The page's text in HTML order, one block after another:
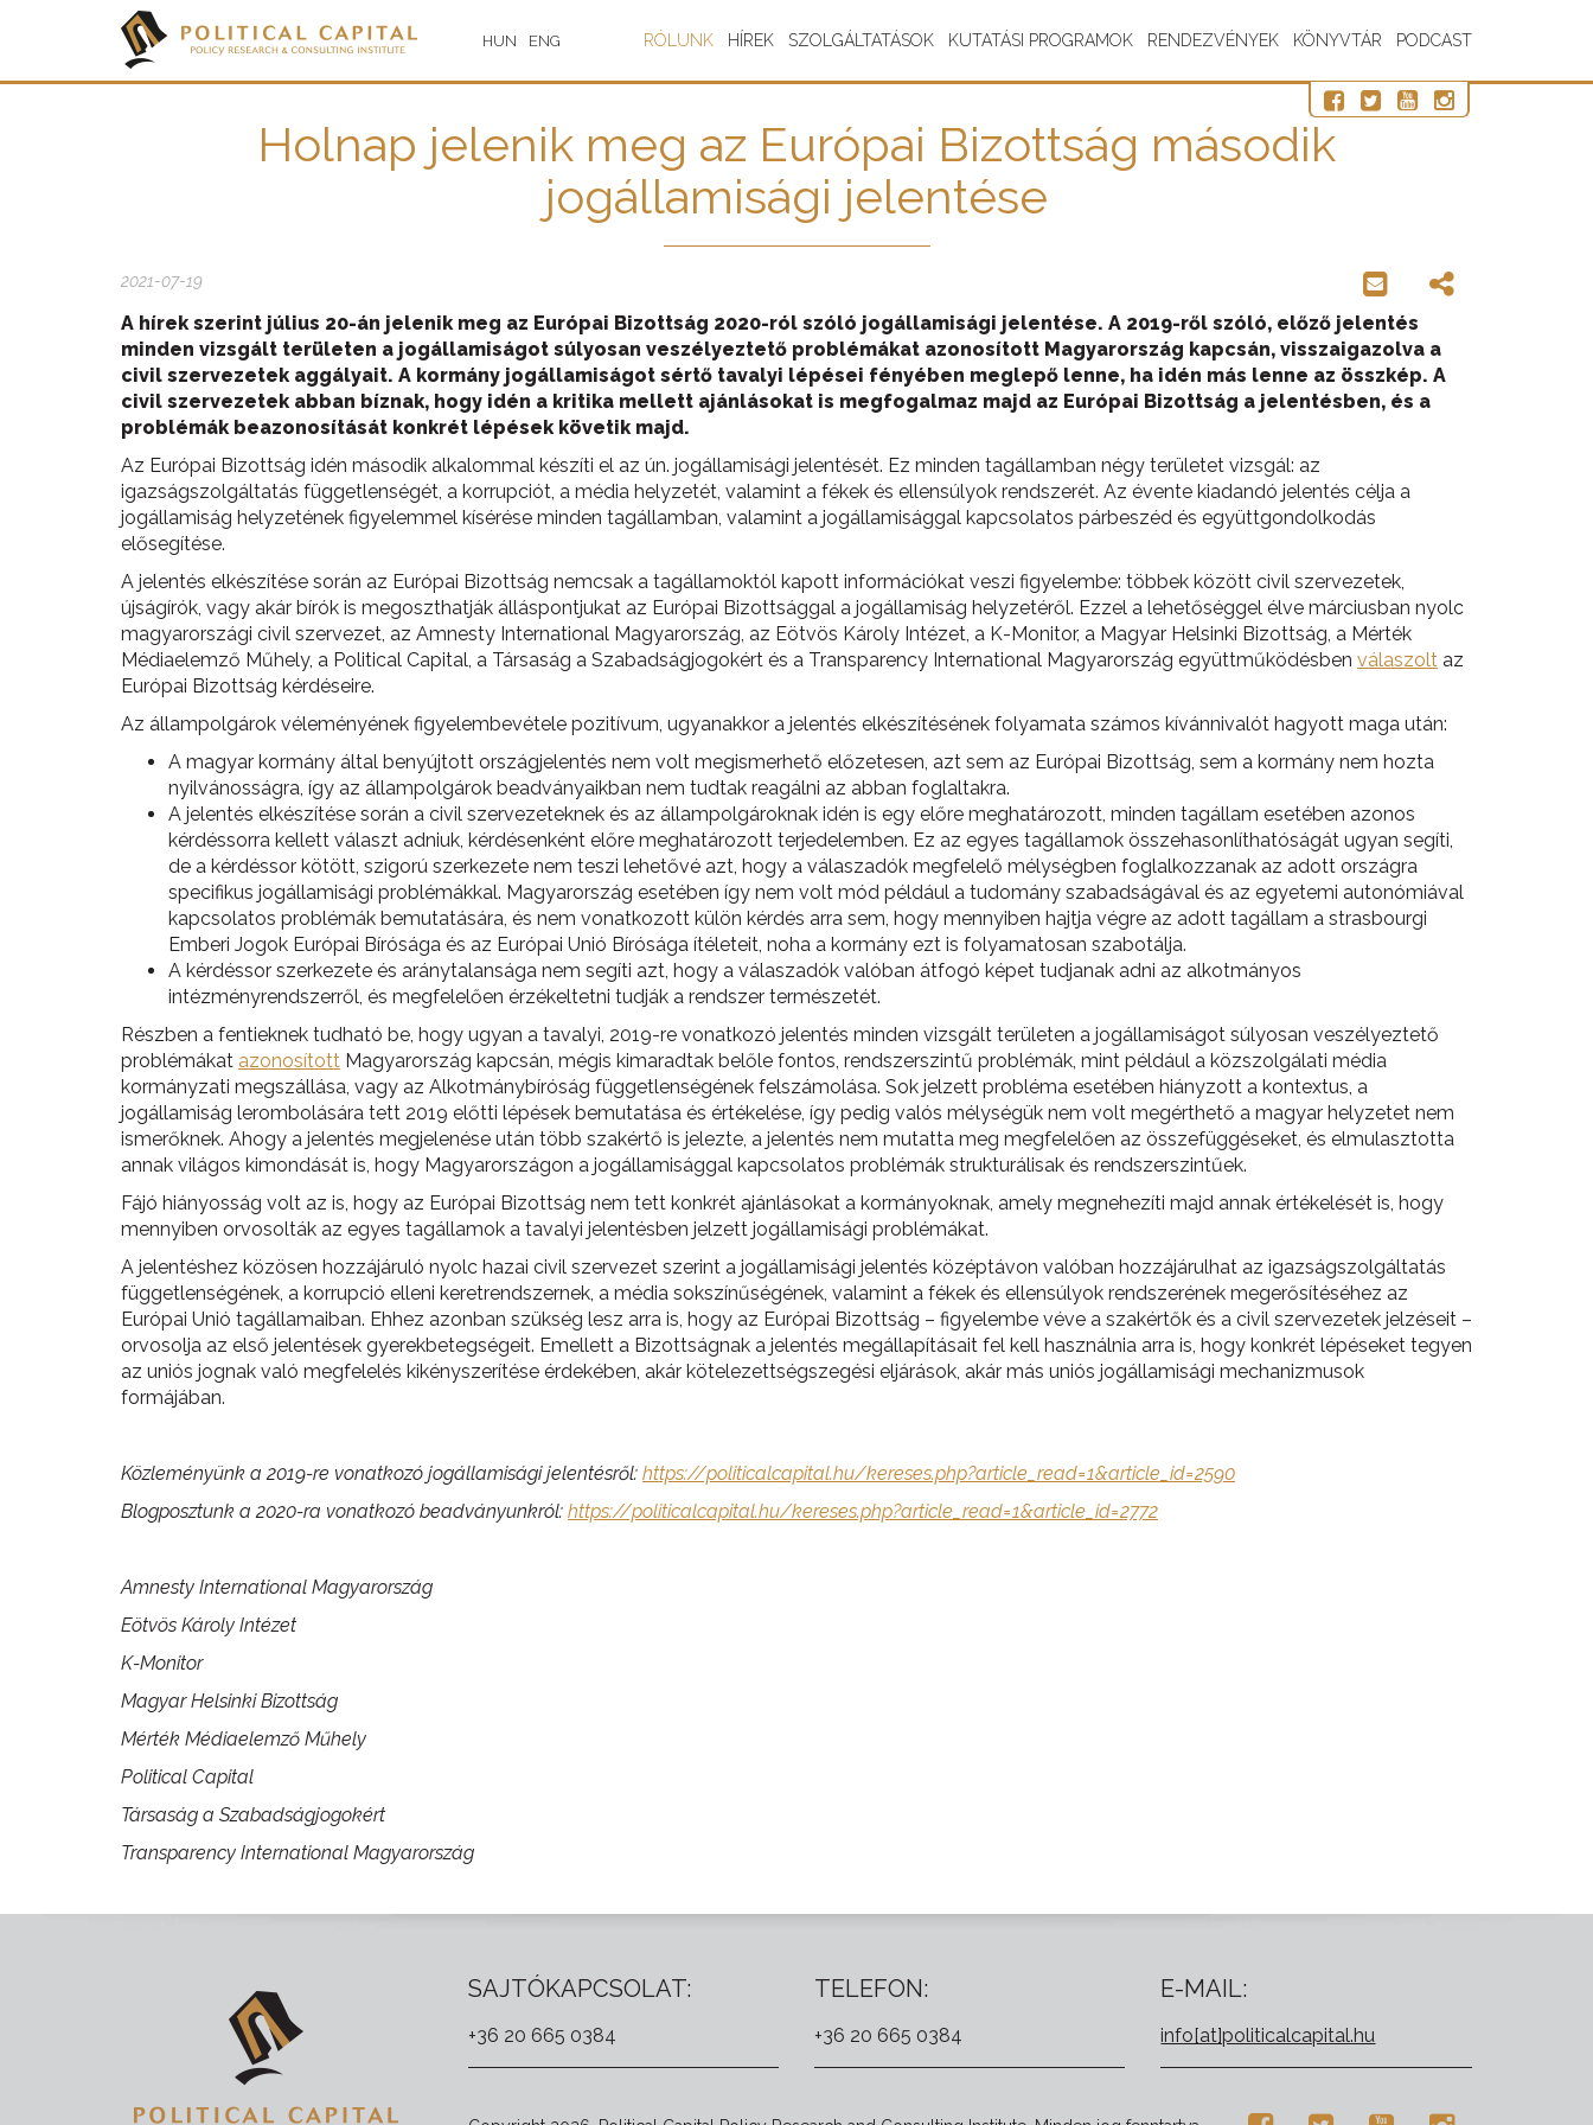
HUN ENG RÓLUNK HÍREK SZOLGÁLTATÁSOK KUTATÁSI PROGRAMOK RENDEZVÉNYEK KÖNYVTÁR PODCAST
Holnap jelenik meg az Európai Bizottság második
jogállamisági jelentése
2021-07-19
A hírek szerint július 20-án jelenik meg az Európai Bizottság 2020-ról szóló jogállamisági jelentése. A 2019-ről szóló, előző jelentés
minden vizsgált területen a jogállamiságot súlyosan veszélyeztető problémákat azonosított Magyarország kapcsán, visszaigazolva a
civil szervezetek aggályait. A kormány jogállamiságot sértő tavalyi lépései fényében meglepő lenne, ha idén más lenne az összkép. A
civil szervezetek abban bíznak, hogy idén a kritika mellett ajánlásokat is megfogalmaz majd az Európai Bizottság a jelentésben, és a
problémák beazonosítását konkrét lépések követik majd.
Az Európai Bizottság idén második alkalommal készíti el az ún. jogállamisági jelentését. Ez minden tagállamban négy területet vizsgál: az
igazságszolgáltatás függetlenségét, a korrupciót, a média helyzetét, valamint a fékek és ellensúlyok rendszerét. Az évente kiadandó jelentés célja a
jogállamiság helyzetének figyelemmel kísérése minden tagállamban, valamint a jogállamisággal kapcsolatos párbeszéd és együttgondolkodás
elősegítése.
A jelentés elkészítése során az Európai Bizottság nemcsak a tagállamoktól kapott információkat veszi figyelembe: többek között civil szervezetek,
újságírók, vagy akár bírók is megoszthatják álláspontjukat az Európai Bizottsággal a jogállamiság helyzetéről. Ezzel a lehetőséggel élve márciusban nyolc
magyarországi civil szervezet, az Amnesty International Magyarország, az Eötvös Károly Intézet, a K-Monitor, a Magyar Helsinki Bizottság, a Mérték
Médiaelemző Műhely, a Political Capital, a Társaság a Szabadságjogokért és a Transparency International Magyarország együttműködésben válaszolt az
Európai Bizottság kérdéseire.
Az állampolgárok véleményének figyelembevétele pozitívum, ugyanakkor a jelentés elkészítésének folyamata számos kívánnivalót hagyott maga után:
A magyar kormány által benyújtott országjelentés nem volt megismerhető előzetesen, azt sem az Európai Bizottság, sem a kormány nem hozta
nyilvánosságra, így az állampolgárok beadványaikban nem tudtak reagálni az abban foglaltakra.
A jelentés elkészítése során a civil szervezeteknek és az állampolgároknak idén is egy előre meghatározott, minden tagállam esetében azonos
kérdéssorra kellett választ adniuk, kérdésenként előre meghatározott terjedelemben. Ez az egyes tagállamok összehasonlíthatóságát ugyan segíti,
de a kérdéssor kötött, szigorú szerkezete nem teszi lehetővé azt, hogy a válaszadók megfelelő mélységben foglalkozzanak az adott országra
specifikus jogállamisági problémákkal. Magyarország esetében így nem volt mód például a tudomány szabadságával és az egyetemi autonómiával
kapcsolatos problémák bemutatására, és nem vonatkozott külön kérdés arra sem, hogy mennyiben hajtja végre az adott tagállam a strasbourgi
Emberi Jogok Európai Bírósága és az Európai Unió Bírósága ítéleteit, noha a kormány ezt is folyamatosan szabotálja.
A kérdéssor szerkezete és aránytalansága nem segíti azt, hogy a válaszadók valóban átfogó képet tudjanak adni az alkotmányos
intézményrendszerről, és megfelelően érzékeltetni tudják a rendszer természetét.
Részben a fentieknek tudható be, hogy ugyan a tavalyi, 2019-re vonatkozó jelentés minden vizsgált területen a jogállamiságot súlyosan veszélyeztető
problémákat azonosított Magyarország kapcsán, mégis kimaradtak belőle fontos, rendszerszintű problémák, mint például a közszolgálati média
kormányzati megszállása, vagy az Alkotmánybíróság függetlenségének felszámolása. Sok jelzett probléma esetében hiányzott a kontextus, a
jogállamiság lerombolására tett 2019 előtti lépések bemutatása és értékelése, így pedig valós mélységük nem volt megérthető a magyar helyzetet nem
ismerőknek. Ahogy a jelentés megjelenése után több szakértő is jelezte, a jelentés nem mutatta meg megfelelően az összefüggéseket, és elmulasztotta
annak világos kimondását is, hogy Magyarországon a jogállamisággal kapcsolatos problémák strukturálisak és rendszerszintűek.
Fájó hiányosság volt az is, hogy az Európai Bizottság nem tett konkrét ajánlásokat a kormányoknak, amely megnehezíti majd annak értékelését is, hogy
mennyiben orvosolták az egyes tagállamok a tavalyi jelentésben jelzett jogállamisági problémákat.
A jelentéshez közösen hozzájáruló nyolc hazai civil szervezet szerint a jogállamisági jelentés középtávon valóban hozzájárulhat az igazságszolgáltatás
függetlenségének, a korrupció elleni keretrendszernek, a média sokszínűségének, valamint a fékek és ellensúlyok rendszerének megerősítéséhez az
Európai Unió tagállamaiban. Ehhez azonban szükség lesz arra is, hogy az Európai Bizottság – figyelembe véve a szakértők és a civil szervezetek jelzéseit –
orvosolja az első jelentések gyerekbetegségeit. Emellett a Bizottságnak a jelentés megállapításait fel kell használnia arra is, hogy konkrét lépéseket tegyen
az uniós jognak való megfelelés kikényszerítése érdekében, akár kötelezettségszegési eljárások, akár más uniós jogállamisági mechanizmusok
formájában.
Közleményünk a 2019-re vonatkozó jogállamisági jelentésről: https://politicalcapital.hu/kereses.php?article_read=1&article_id=2590
Blogposztunk a 2020-ra vonatkozó beadványunkról: https://politicalcapital.hu/kereses.php?article_read=1&article_id=2772
Amnesty International Magyarország
Eötvös Károly Intézet
K-Monitor
Magyar Helsinki Bizottság
Mérték Médiaelemző Műhely
Political Capital
Társaság a Szabadságjogokért
Transparency International Magyarország
SAJTÓKAPCSOLAT:
+36 20 665 0384
TELEFON:
+36 20 665 0384
E-MAIL:
info[at]politicalcapital.hu